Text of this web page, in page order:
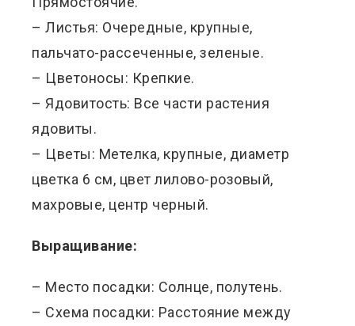
– Листья: Очередные, крупные,
пальчато-рассеченные, зеленые.
– Цветоносы: Крепкие.
– Ядовитость: Все части растения
ядовиты.
– Цветы: Метелка, крупные, диаметр
цветка 6 см, цвет лилово-розовый,
махровые, центр черный.
Выращивание:
– Место посадки: Солнце, полутень.
– Схема посадки: Расстояние между